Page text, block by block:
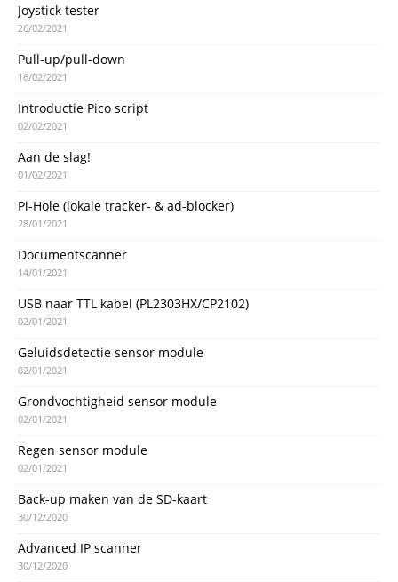
Joystick tester
26/02/2021
Pull-up/pull-down
16/02/2021
Introductie Pico script
02/02/2021
Aan de slag!
01/02/2021
Pi-Hole (lokale tracker- & ad-blocker)
28/01/2021
Documentscanner
14/01/2021
USB naar TTL kabel (PL2303HX/CP2102)
02/01/2021
Geluidsdetectie sensor module
02/01/2021
Grondvochtigheid sensor module
02/01/2021
Regen sensor module
02/01/2021
Back-up maken van de SD-kaart
30/12/2020
Advanced IP scanner
30/12/2020